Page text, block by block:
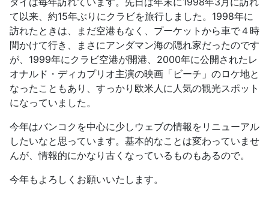
て以来、約15年ぶりにクラビを旅行しました。1998年に
訪れたときは、まだ空港もなく、プーケットから車で４時
間かけて行き、まさにアンダマン海の隠れ家だったのです
が、1999年にクラビ空港が開港、2000年に公開されたレ
オナルド・ディカプリオ主演の映画「ビーチ」のロケ地と
なったこともあり、すっかり欧米人に人気の観光スポット
になっていました。
今年はバンコクを中心に少しウェブの情報をリニューアル
したいなと思っています。基本的なことは変わっていませ
んが、情報的にかなり古くなっているものもあるので。
今年もよろしくお願いいたします。